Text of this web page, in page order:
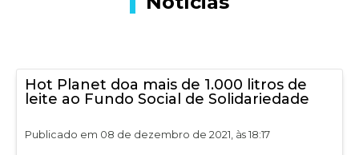
Hot Planet doa mais de 1.000 litros de
leite ao Fundo Social de Solidariedade
Publicado em 08 de dezembro de 2021, às 18:17